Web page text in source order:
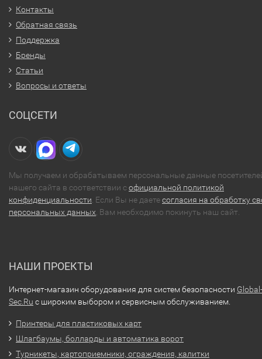
Контакты
Обратная связь
Поддержка
Бренды
Статьи
Вопросы и ответы
СОЦСЕТИ
Мы получаем и обрабатываем персональные данные
нашего сайта в соответствии софициальной политикой
конфиденциальности . Если Вы не даетесогласия на обработку
персональных данных , Вам необходимо покинуть наш сайт.
НАШИ ПРОЕКТЫ
Интернет-магазин оборудования для систем безопасности Global-
Sec.Ru с широким выбором и сервисным обслуживанием.
Принтеры для пластиковых карт
Шлагбаумы, болларды и автоматика ворот
Турникеты, картоприемники, ограждения, калитки